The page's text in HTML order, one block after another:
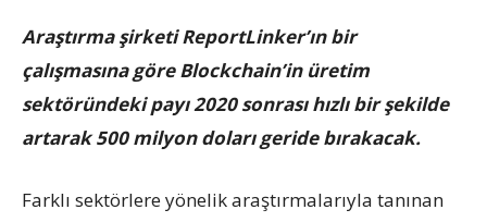
Araştırma şirketi ReportLinker’ın bir
çalışmasına göre Blockchain’in üretim
sektöründeki payı 2020 sonrası hızlı bir şekilde
artarak 500 milyon doları geride bırakacak.
Farklı sektörlere yönelik araştırmalarıyla tanınan